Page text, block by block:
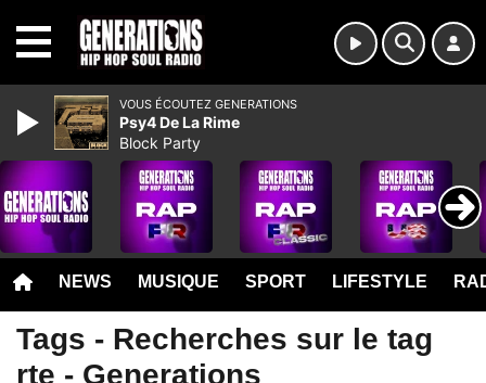
NEWS MUSIQUE SPORT LIFESTYLE
Tags - Recherches sur le tag
rte - Generations
VOUS ÉCOUTEZ GENERATIONS
Psy4 De La Rime
Block Party